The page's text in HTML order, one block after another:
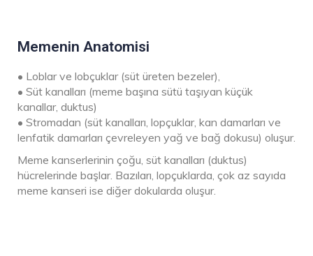
Memenin Anatomisi
• Loblar ve lobçuklar (süt üreten bezeler),
• Süt kanalları (meme başına sütü taşıyan küçük
kanallar, duktus)
• Stromadan (süt kanalları, lopçuklar, kan damarları ve
lenfatik damarları çevreleyen yağ ve bağ dokusu) oluşur.
Meme kanserlerinin çoğu, süt kanalları (duktus)
hücrelerinde başlar. Bazıları, lopçuklarda, çok az sayıda
meme kanseri ise diğer dokularda oluşur.